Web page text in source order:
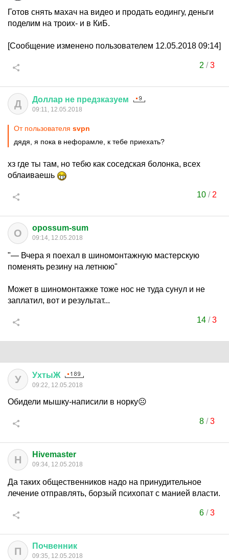
Готов снять махач на видео и продать еодингу, деньги
поделим на троих- и в КиБ.
[Сообщение изменено пользователем 12.05.2018 09:14]
2 /3
Д Доллар не предзказуем
09:11, 12.05.2018
От пользователя svpn
дядя, я пока в нефорамле, к тебе приехать?
хз где ты там, но тебю как соседская болонка, всех
облаиваешь
10 / 2
O opossum-sum
09:14, 12.05.2018
"— Вчера я поехал в шиномонтажную мастерскую
поменять резину на летнюю"
Может в шиномонтажке тоже нос не туда сунул и не
заплатил, вот и результат...
14 /3
У УхтыЖ
09:22, 12.05.2018
Обидели мышку-написили в норку☹
8/3
H Hivemaster
09:34, 12.05.2018
Да таких общественников надо на принудительное
лечение отправлять, борзый психопат с манией власти.
6/3
П Почвенник
09:35, 12.05.2018